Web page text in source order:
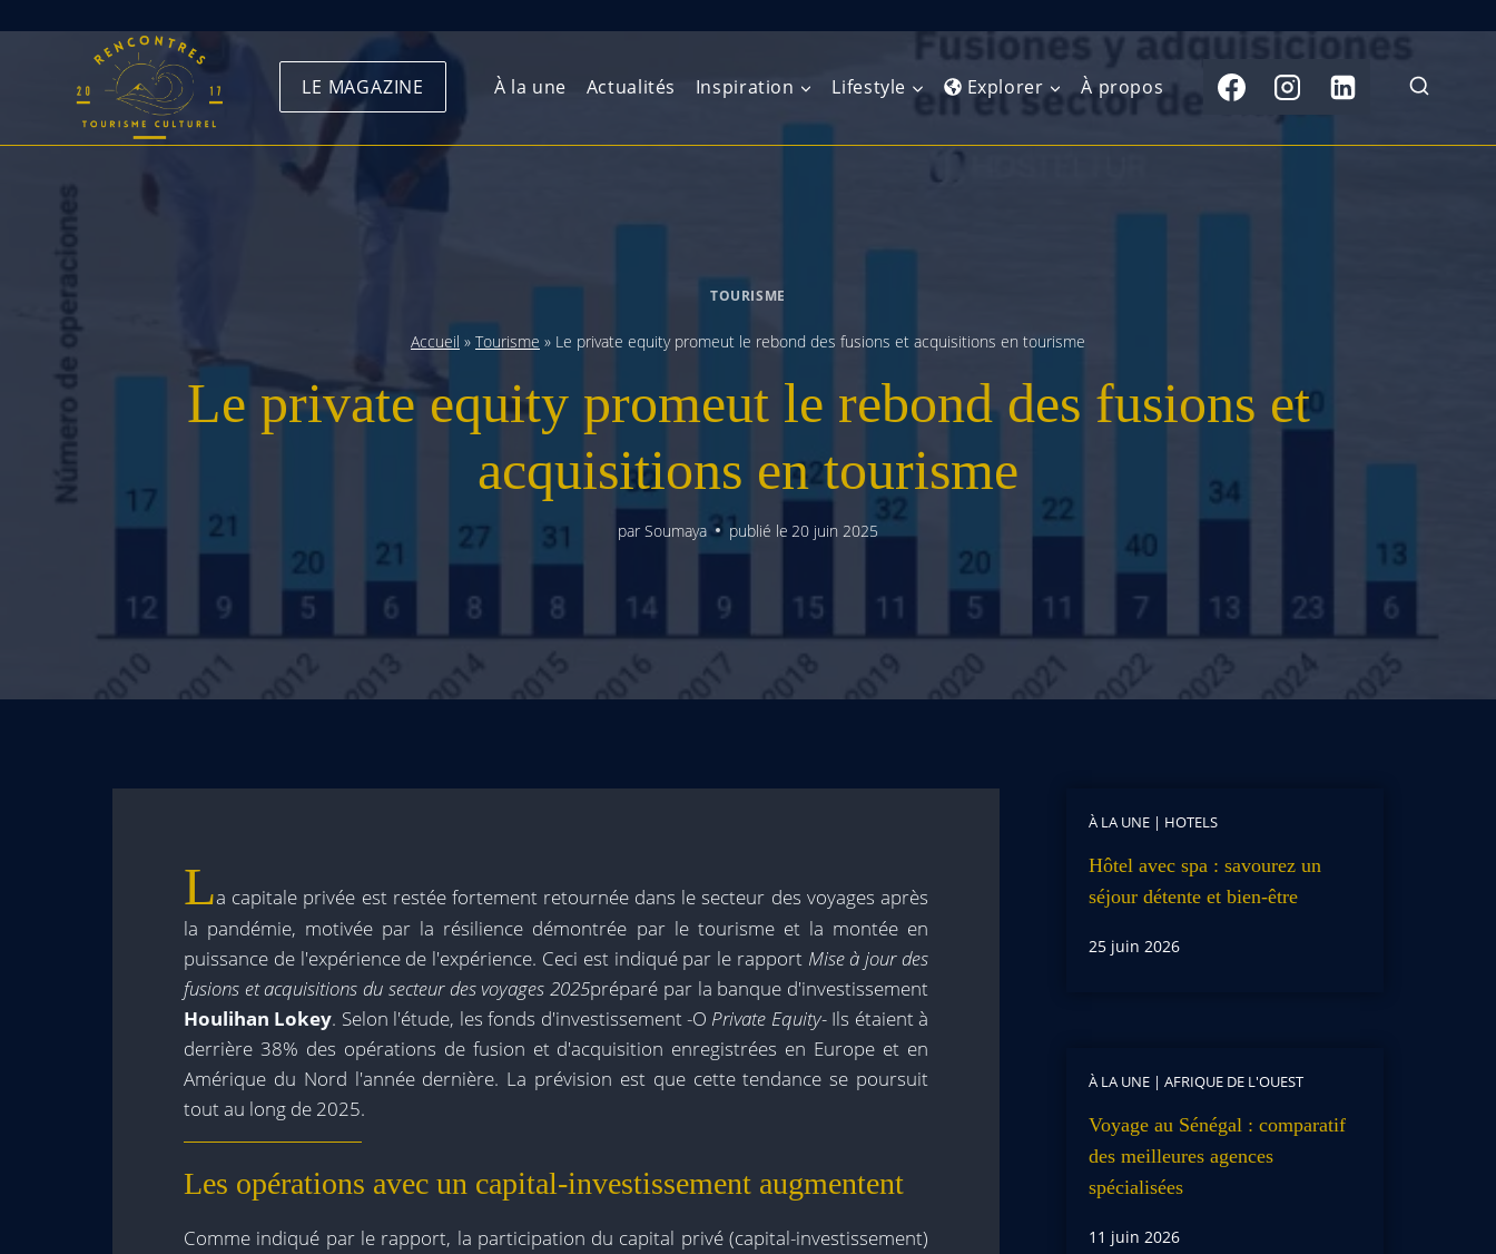
LE MAGAZINE À la une Actualités Inspiration Lifestyle Explorer
Balkans
Afrique de l’Est
Afrique australe Asie du Sud-Est
À propos
TOURISME
Accueil » Tourisme » Le private equity promeut le rebond des fusions et acquisitions en tourisme
Le private equity promeut le rebond des fusions et
acquisitions en tourisme
par Soumaya publié le 20 juin 2025
La capitale privée est restée fortement retournée dans le secteur des voyages après
la pandémie, motivée par la résilience démontrée par le tourisme et la montée en
puissance de l'expérience de l'expérience. Ceci est indiqué par le rapport Mise à jour des
fusions et acquisitions du secteur des voyages 2025préparé par la banque d'investissement
Houlihan Lokey. Selon l'étude, les fonds d'investissement -O Private Equity-Ils étaient à
derrière 38% des opérations de fusion et d'acquisition enregistrées en Europe et en
Amérique du Nord l'année dernière. La prévision est que cette tendance se poursuit
tout au long de 2025.
Les opérations avec un capital-investissement augmentent
Comme indiqué par le rapport, la participation du capital privé (capital-investissement)
À LA UNE| HOTELS
Hôtel avec spa : savourez un
séjour détente et bien-être
25 juin 2026
À LA UNE| AFRIQUE DE L'OUEST
Voyage au Sénégal : comparatif
des meilleures agences
spécialisées
11 juin 2026